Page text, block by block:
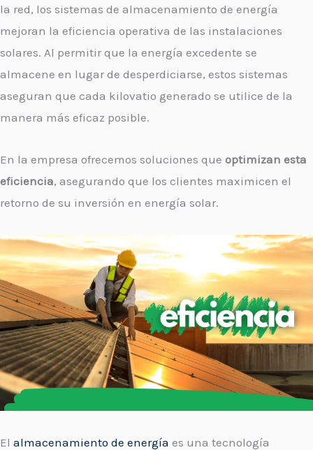
la red, los sistemas de almacenamiento de energía
mejoran la eficiencia operativa de las instalaciones
solares. Al permitir que la energía excedente se
almacene en lugar de desperdiciarse, estos sistemas
aseguran que cada kilovatio generado se utilice de la
manera más eficaz posible.
En la empresa ofrecemos soluciones que optimizan esta
eficiencia, asegurando que los clientes maximicen el
retorno de su inversión en energía solar.
El almacenamiento de energía es una tecnología